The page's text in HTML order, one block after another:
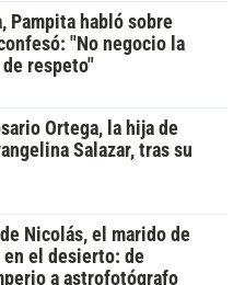
Pampita habló sobre
"No negocio la
respeto"
Ortega, la hija de
Salazar, tras su
Nicolás, el marido de
en el desierto: de
a astrofotógrafo